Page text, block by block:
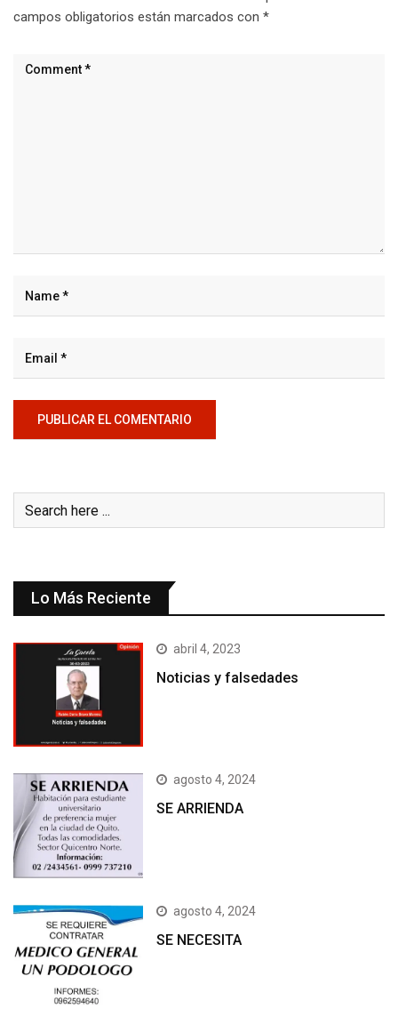
campos obligatorios están marcados con *
Lo Más Reciente
abril 4, 2023
Noticias y falsedades
agosto 4, 2024
SE ARRIENDA
agosto 4, 2024
SE NECESITA